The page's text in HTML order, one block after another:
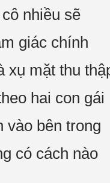
nhiều sẽ
giác chính
xụ mặt thu
hai con gái
vào bên trong
có cách nào